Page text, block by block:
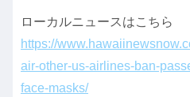
ローカルニュースはこちら
https://
air-other-us-airlines-ban-
face-masks/